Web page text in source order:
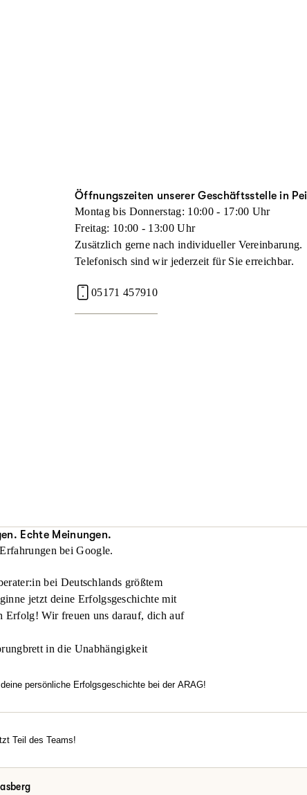
Öffnungszeiten unserer Geschäftsstelle in
Montag bis Donnerstag: 10:00 - 17:00 Uhr
Freitag: 10:00 - 13:00 Uhr
Zusätzlich gerne nach individueller Vereinbarung.
Telefonisch sind wir jederzeit für Sie erreichbar.
05171 457910
Echte Meinungen.
bei Google.
bei Deutschlands größtem
jetzt deine Erfolgsgeschichte mit
Wir freuen uns darauf, dich auf
in die Unabhängigkeit
persönliche Erfolgsgeschichte bei der ARAG!
Teil des Teams!